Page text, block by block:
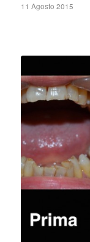
11 Agosto 2015